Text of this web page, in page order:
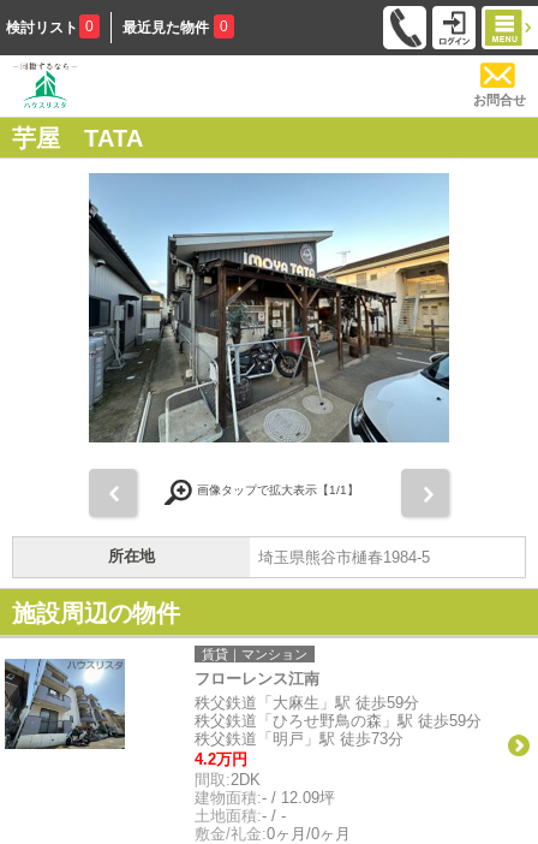
検討リスト 0 最近見た物件 0
お問合せ
芋屋 TATA
画像タップで拡大表示【1/1】
所在地 埼玉県熊谷市樋春1984-5
施設周辺の物件
賃貸｜マンション
フローレンス江南
秩父鉄道「大麻生」駅 徒歩59分
秩父鉄道「ひろせ野鳥の森」駅 徒歩59分
秩父鉄道「明戸」駅 徒歩73分
4.2万円
間取:2DK
建物面積:- / 12.09坪
土地面積:- / -
敷金/礼金:0ヶ月/0ヶ月